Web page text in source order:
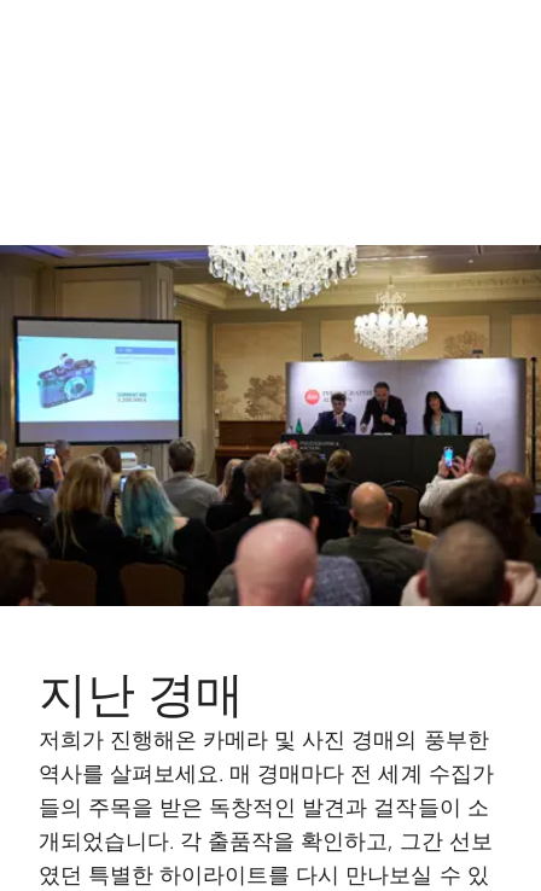
지난 경매
저희가 진행해온 카메라 및 사진 경매의 풍부한
역사를 살펴보세요. 매 경매마다 전 세계 수집가
들의 주목을 받은 독창적인 발견과 걸작들이 소
개되었습니다. 각 출품작을 확인하고, 그간 선보
였던 특별한 하이라이트를 다시 만나보실 수 있